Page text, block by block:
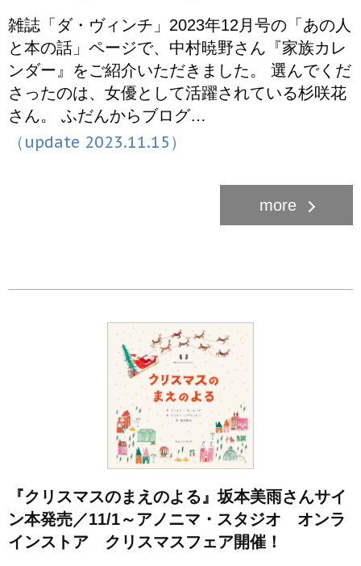
雑誌「ダ・ヴィンチ」2023年12月号の「あの人
と本の話」ページで、中村暁野さん『家族カレ
ンダー』をご紹介いただきました。 選んでくだ
さったのは、女優として活躍されている杉咲花
さん。 ふだんからブログ…
（update 2023.11.15）
『クリスマスのまえのよる』坂本美雨さんサイ
ン本発売／11/1～アノニマ・スタジオ オンラ
インストア クリスマスフェア開催！